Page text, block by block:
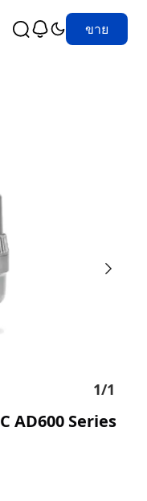
ขาย
1/1
AD600 Series